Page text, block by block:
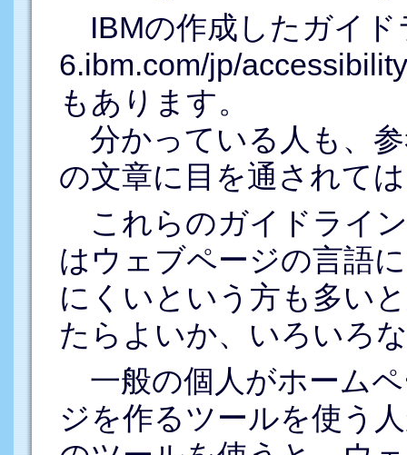
IBMの作成したガイド
6.ibm.com/jp/
もあります。
分かっている人も、
の文章に目を通されて
これらのガイドライ
はウェブページの言語
にくいという方も多い
たらよいか、いろいろ
一般の個人がホーム
ジを作るツールを使う